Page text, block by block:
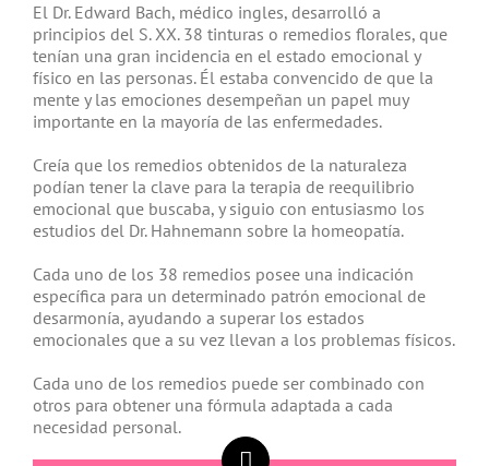
El Dr. Edward Bach, médico ingles, desarrolló a
principios del S. XX. 38 tinturas o remedios florales, que
tenían una gran incidencia en el estado emocional y
físico en las personas. Él estaba convencido de que la
mente y las emociones desempeñan un papel muy
importante en la mayoría de las enfermedades.
Creía que los remedios obtenidos de la naturaleza
podían tener la clave para la terapia de reequilibrio
emocional que buscaba, y siguio con entusiasmo los
estudios del Dr. Hahnemann sobre la homeopatía.
Cada uno de los 38 remedios posee una indicación
específica para un determinado patrón emocional de
desarmonía, ayudando a superar los estados
emocionales que a su vez llevan a los problemas físicos.
Cada uno de los remedios puede ser combinado con
otros para obtener una fórmula adaptada a cada
necesidad personal.